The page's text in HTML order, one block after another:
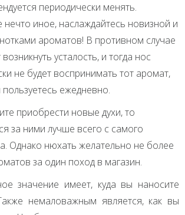
периодически менять.
нечто иное, наслаждайтесь новизной и
ароматов! В противном случае
усталость, и тогда нос
не будет воспринимать тот аромат,
ежедневно.
приобрести новые духи, то
за ними лучше всего с самого
Однако нюхать желательно не более
за один поход в магазин.
значение имеет, куда вы наносите
немаловажным является, как вы